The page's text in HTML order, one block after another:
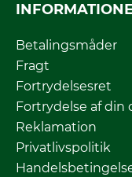
Betalingsmåder
Fragt
Fortrydelsesret
Fortrydelse af din
Reklamation
Privatlivspolitik